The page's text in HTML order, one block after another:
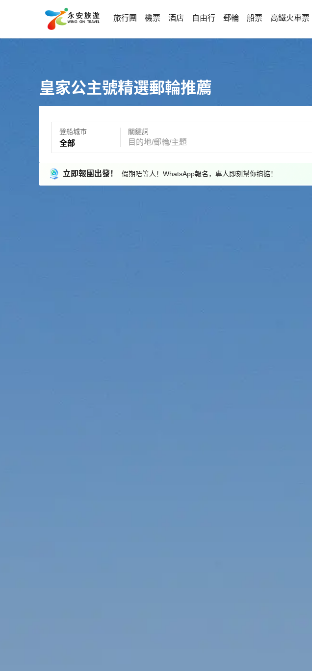
旅行團 機票 酒店 自由行 郵輪 船票 高鐵火車票
皇家公主號精選郵輪推薦
登船城市
全部
關鍵詞
立即報團出發！ 假期唔等人！WhatsApp報名，專人即刻幫你搞掂！